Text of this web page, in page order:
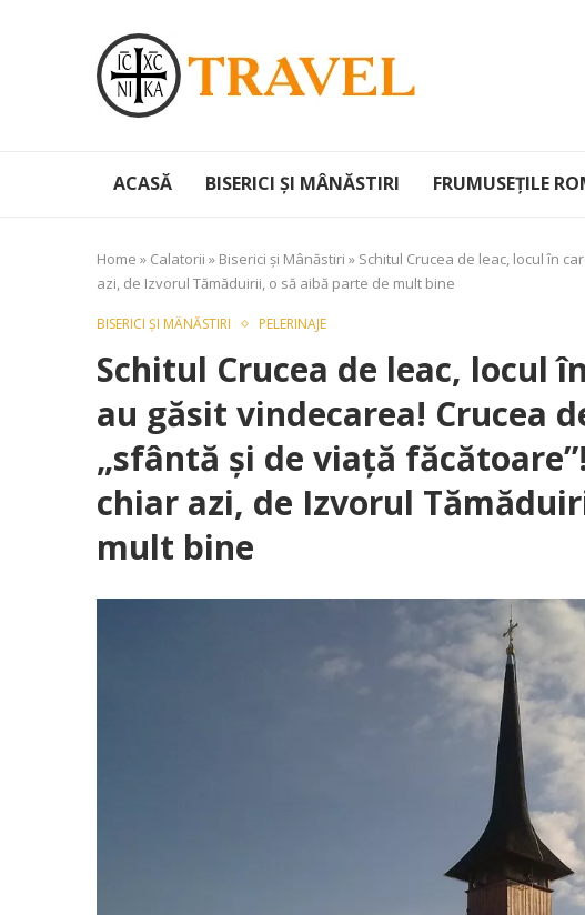
ACASĂ BISERICI ȘI MÂNĂSTIRI FRUMUSEȚILE
Home » Calatorii » Biserici și Mânăstiri » Schitul Crucea de leac, locul în
azi, de Izvorul Tămăduirii, o să aibă parte de mult bine
BISERICI ȘI MÂNĂSTIRI PELERINAJE
Schitul Crucea de leac, locul
au găsit vindecarea! Crucea
„sfântă și de viață
chiar azi, de Izvorul
mult bine